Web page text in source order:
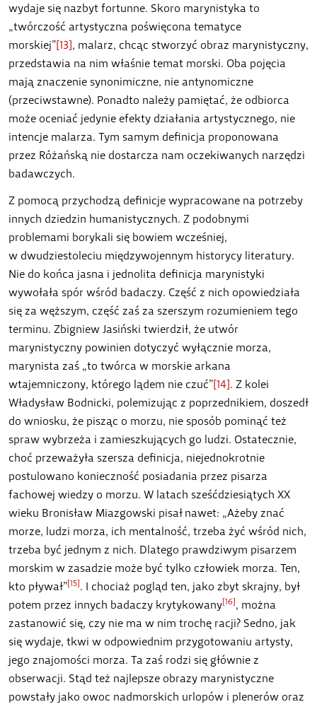
wydaje się nazbyt fortunne. Skoro marynistyka to
„twórczość artystyczna poświęcona tematyce
morskiej”[13], malarz, chcąc stworzyć obraz marynistyczny,
przedstawia na nim właśnie temat morski. Oba pojęcia
mają znaczenie synonimiczne, nie antynomiczne
(przeciwstawne). Ponadto należy pamiętać, że odbiorca
może oceniać jedynie efekty działania artystycznego, nie
intencje malarza. Tym samym definicja proponowana
przez Różańską nie dostarcza nam oczekiwanych narzędzi
badawczych.
Z pomocą przychodzą definicje wypracowane na potrzeby
innych dziedzin humanistycznych. Z podobnymi
problemami borykali się bowiem wcześniej,
w dwudziestoleciu międzywojennym historycy literatury.
Nie do końca jasna i jednolita definicja marynistyki
wywołała spór wśród badaczy. Część z nich opowiedziała
się za węższym, część zaś za szerszym rozumieniem tego
terminu. Zbigniew Jasiński twierdził, że utwór
marynistyczny powinien dotyczyć wyłącznie morza,
marynista zaś „to twórca w morskie arkana
wtajemniczony, którego lądem nie czuć”[14]. Z kolei
Władysław Bodnicki, polemizując z poprzednikiem, doszedł
do wniosku, że pisząc o morzu, nie sposób pominąć też
spraw wybrzeża i zamieszkujących go ludzi. Ostatecznie,
choć przeważyła szersza definicja, niejednokrotnie
postulowano konieczność posiadania przez pisarza
fachowej wiedzy o morzu. W latach sześćdziesiątych XX
wieku Bronisław Miazgowski pisał nawet: „Ażeby znać
morze, ludzi morza, ich mentalność, trzeba żyć wśród nich,
trzeba być jednym z nich. Dlatego prawdziwym pisarzem
morskim w zasadzie może być tylko człowiek morza. Ten,
kto pływał”[15] . I chociaż pogląd ten, jako zbyt skrajny, był
potem przez innych badaczy krytykowany[16] , można
zastanowić się, czy nie ma w nim trochę racji? Sedno, jak
się wydaje, tkwi w odpowiednim przygotowaniu artysty,
jego znajomości morza. Ta zaś rodzi się głównie z
obserwacji. Stąd też najlepsze obrazy marynistyczne
powstały jako owoc nadmorskich urlopów i plenerów oraz